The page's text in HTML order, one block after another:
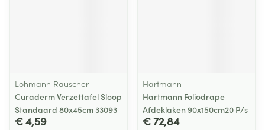
Lohmann Rauscher
Curaderm Verzettafel Sloop
Standaard 80x45cm 33093
€ 4,59
Hartmann
Hartmann Foliodrape
Afdeklaken 90x150cm20 P/s
€ 72,84